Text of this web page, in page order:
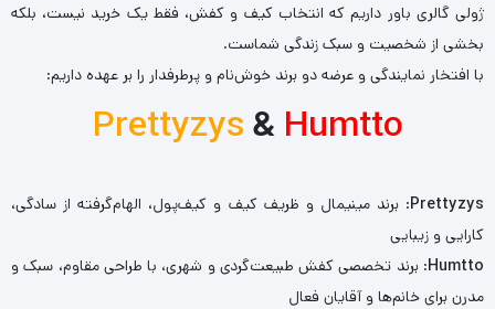
ژولی گالری باور داریم که انتخاب کیف و کفش، فقط یک خرید نیست، بلکه
بخشی از شخصیت و سبک زندگی شماست.
با افتخار نمایندگی و عرضه دو برند خوش‌نام و پرطرفدار را بر عهده داریم:
Prettyzys& Humtto
Prettyzys: برند مینیمال و ظریف کیف و کیف‌پول، الهام‌گرفته از سادگی،
کارایی و زیبایی
Humtto: برند تخصصی کفش طبیعت‌گردی و شهری، با طراحی مقاوم، سبک و
مدرن برای خانم‌ها و آقایان فعال